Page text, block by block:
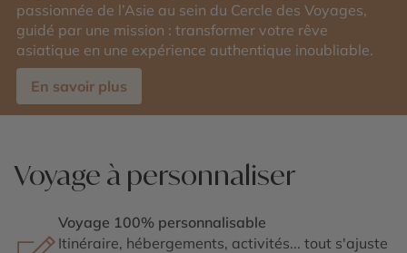
passionnée de l’Asie au sein du Cercle des Voyages,
guidé par une mission : transformer votre rêve
asiatique en une expérience authentique inoubliable.
En savoir plus
Voyage à personnaliser
Voyage 100% personnalisable
Itinéraire, hébergements, activités... tout s'ajuste